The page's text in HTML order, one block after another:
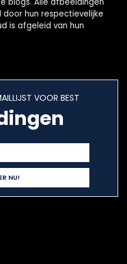
hun respectievelijke
is afgeleid van hun
VOOR BEST